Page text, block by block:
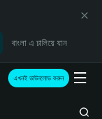
বাংলা এ চালিয়ে যান
এখনই ডাউনলোড করুন